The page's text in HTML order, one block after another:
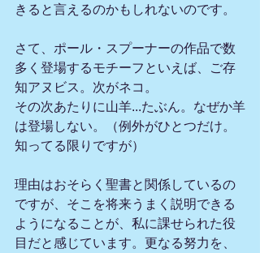
きると言えるのかもしれないのです。
さて、ポール・スプーナーの作品で数
多く登場するモチーフといえば、ご存
知アヌビス。次がネコ。
その次あたりに山羊...たぶん。なぜか羊
は登場しない。（例外がひとつだけ。
知ってる限りですが）
理由はおそらく聖書と関係しているの
ですが、そこを将来うまく説明できる
ようになることが、私に課せられた役
目だと感じています。更なる努力を、